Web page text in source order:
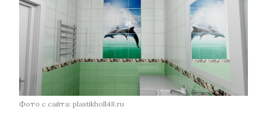
Фото с сайта: plastikholl48.ru